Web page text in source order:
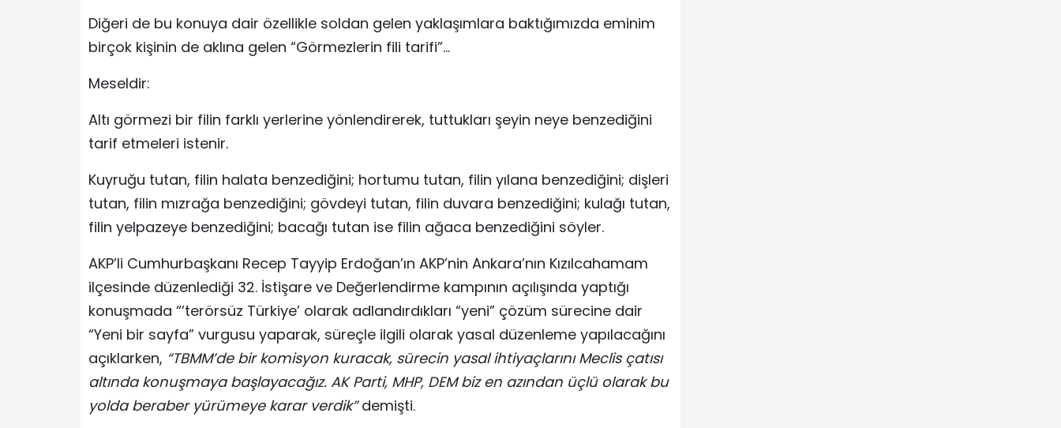
Diğeri de bu konuya dair özellikle soldan gelen yaklaşımlara baktığımızda eminim
birçok kişinin de aklına gelen “Görmezlerin fili tarifi”…
Meseldir:
Altı görmezi bir filin farklı yerlerine yönlendirerek, tuttukları şeyin neye benzediğini
tarif etmeleri istenir.
Kuyruğu tutan, filin halata benzediğini; hortumu tutan, filin yılana benzediğini; dişleri
tutan, filin mızrağa benzediğini; gövdeyi tutan, filin duvara benzediğini; kulağı tutan,
filin yelpazeye benzediğini; bacağı tutan ise filin ağaca benzediğini söyler.
AKP’li Cumhurbaşkanı Recep Tayyip Erdoğan’ın AKP’nin Ankara’nın Kızılcahamam
ilçesinde düzenlediği 32. İstişare ve Değerlendirme kampının açılışında yaptığı
konuşmada “’terörsüz Türkiye’ olarak adlandırdıkları “yeni” çözüm sürecine dair
“Yeni bir sayfa” vurgusu yaparak, süreçle ilgili olarak yasal düzenleme yapılacağını
açıklarken, “TBMM’de bir komisyon kuracak, sürecin yasal ihtiyaçlarını Meclis çatısı
altında konuşmaya başlayacağız. AK Parti, MHP, DEM biz en azından üçlü olarak bu
yolda beraber yürümeye karar verdik”demişti.